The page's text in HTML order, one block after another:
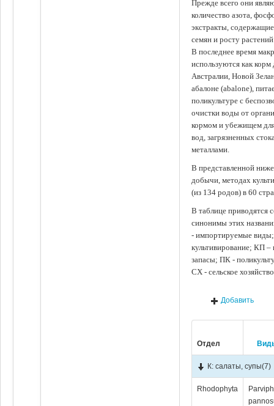
Прежде всего они
количество азота,
экстракты,
семян и росту
В последнее время
используются как
Австралии, Новой
абалоне (abalone),
поликультуре с
очистки воды от
кормом и убежищем
вод, загрязненных
металлами.
В представленной
добычи, методах
(из 134 родов) в 60
В таблице приводятся
синонимы этих
- импортируемые
культивирование; КП
запасы; ПК -
СХ - сельское
Добавить
Отдел
К: салаты, супы(7)
Rhodophyta